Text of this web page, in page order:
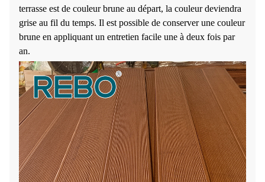
terrasse est de couleur brune au départ, la couleur deviendra
grise au fil du temps. Il est possible de conserver une couleur
brune en appliquant un entretien facile une à deux fois par
an.